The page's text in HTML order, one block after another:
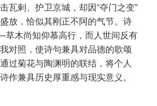
瓦剌、护卫京城，却因“夺门之变”
放，恰似其刚正不阿的气节。诗
木尚知仰慕高行，而人世间反有
对照，使诗句兼具对品德的歌颂
过菊花与陶渊明的联结，将个人
作兼具历史厚重感与现实意义。